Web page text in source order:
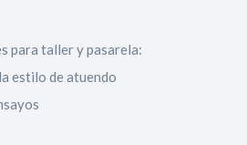
para taller y pasarela:
estilo de atuendo